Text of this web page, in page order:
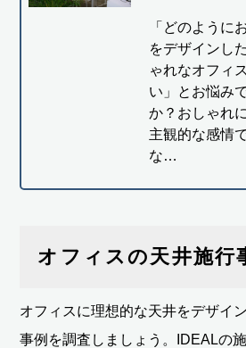
「どのように
をデザインし
ゃれなオフィ
い」とお悩み
か？おしゃれ
主観的な感情
な…
オフィスの天井施行
オフィスに理想的な天井をデザイ
事例を調査しましょう。IDEALの